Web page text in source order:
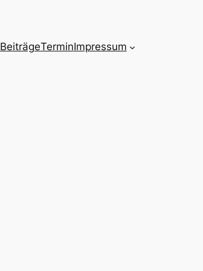
BeiträgeTerminImpressum